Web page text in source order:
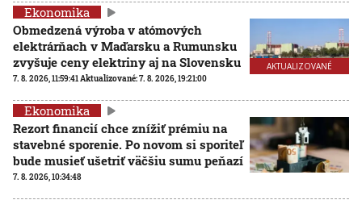
AKTUALIZOVANÉ
Ekonomika
Obmedzená výroba v atómových
elektrárňach v Maďarsku a Rumunsku
zvyšuje ceny elektriny aj na Slovensku
7. 8. 2026, 11:59:41Aktualizované:7. 8. 2026, 19:21:00
Ekonomika
Rezort financií chce znížiť prémiu na
stavebné sporenie. Po novom si sporiteľ
bude musieť ušetriť väčšiu sumu peňazí
7. 8. 2026, 10:34:48